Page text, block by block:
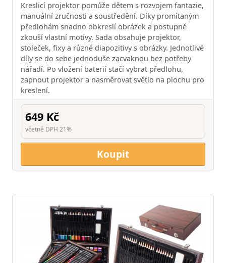
Kreslicí projektor pomůže dětem s rozvojem fantazie,
manuální zručnosti a soustředění. Díky promítaným
předlohám snadno obkreslí obrázek a postupně
zkouší vlastní motivy. Sada obsahuje projektor,
stoleček, fixy a různé diapozitivy s obrázky. Jednotlivé
díly se do sebe jednoduše zacvaknou bez potřeby
nářadí. Po vložení baterií stačí vybrat předlohu,
zapnout projektor a nasměrovat světlo na plochu pro
kreslení.
649 Kč
včetně DPH 21%
Koupit